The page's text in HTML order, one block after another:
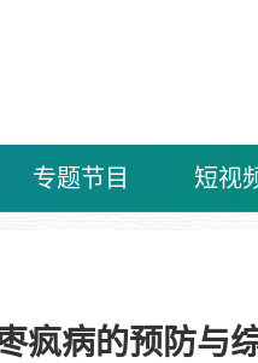
专题节目 短视
病的预防与